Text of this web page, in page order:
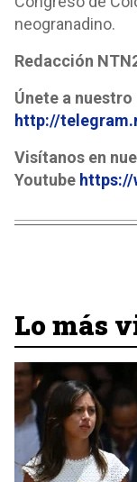
neogranadino.
Redacción
Únete a
http://
Visítanos en
Youtube
Lo más